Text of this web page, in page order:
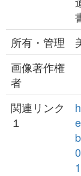
所有・管理
画像著作権
者
関連リンク
１